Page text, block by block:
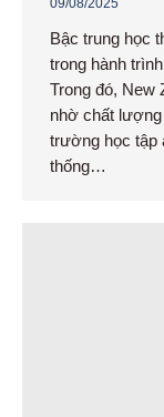
09/08/2025
Bậc trung học
trong hành
Trong đó, New
nhờ chất lượng
trường học tập
thống…